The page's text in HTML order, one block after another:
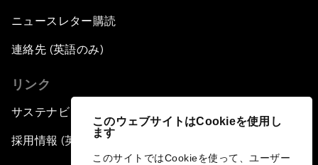
このウェブサイトはCookieを使用し
ます
このサイトではCookieを使って、ユーザー
ニュースレター購読
連絡先 (英語のみ)
リンク
サステナビリティへの取り組み
採用情報 (英語のみ)